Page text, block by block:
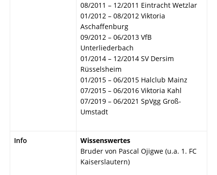
08/2011 – 12/2011 Eintracht Wetzlar
01/2012 – 08/2012 Viktoria
Aschaffenburg
09/2012 – 06/2013 VfB
Unterliederbach
01/2014 – 12/2014 SV Dersim
Rüsselsheim
01/2015 – 06/2015 Halclub Mainz
07/2015 – 06/2016 Viktoria Kahl
07/2019 – 06/2021 SpVgg Groß-
Umstadt
Info
Wissenswertes
Bruder von Pascal Ojigwe (u.a. 1. FC
Kaiserslautern)